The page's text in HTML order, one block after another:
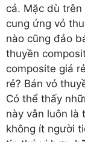
cả. Mặc dù
cung ứng vỏ
nào cũng đảo
thuyền
composite giá
rẻ? Bán vỏ
Có thể thấy
này vẫn luôn là
không ít người